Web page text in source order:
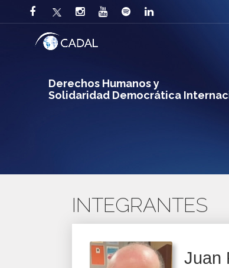
Derechos Humanos y
Solidaridad Democrática
INTEGRANTES
Juan